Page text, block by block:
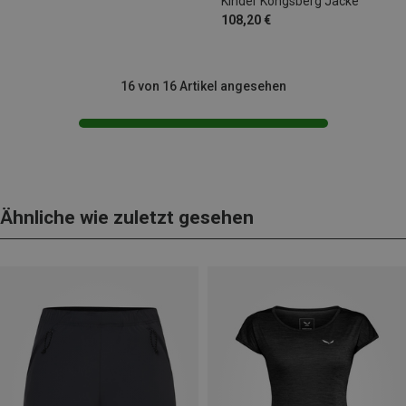
108,20 €
16 von 16 Artikel angesehen
Ähnliche wie zuletzt gesehen